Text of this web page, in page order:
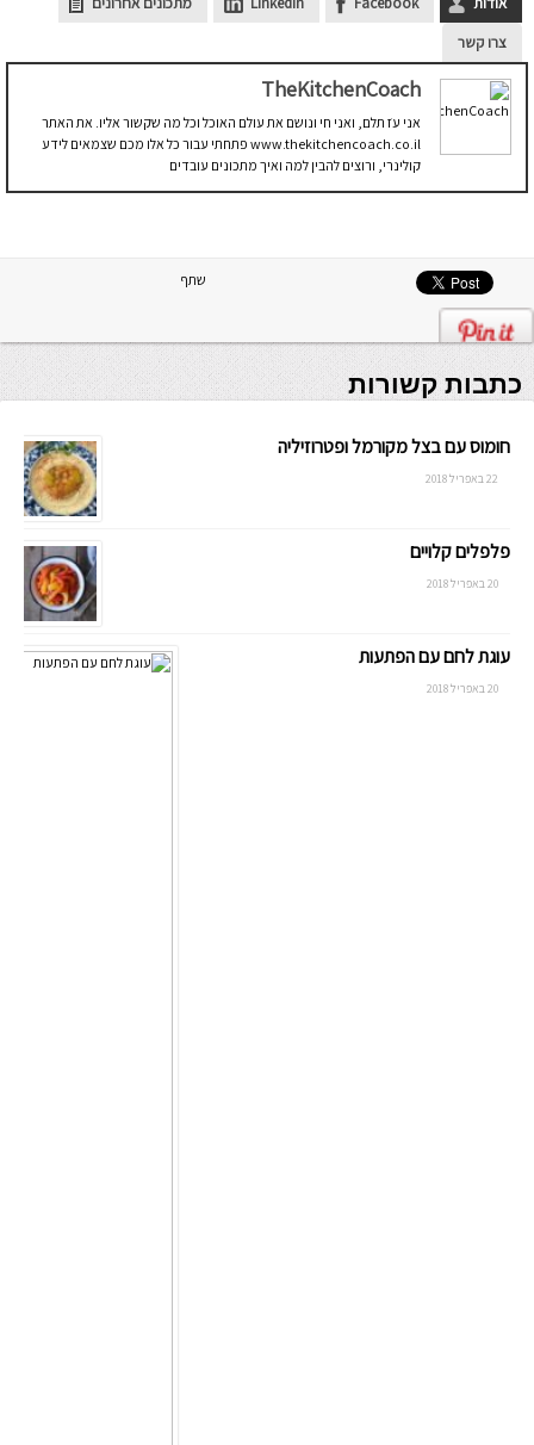
צרו קשר
TheKitchenCoach
אני עֹז תלם, ואני חי ונושם את עולם האוכל וכל מה שקשור אליו. את האתר
www.thekitchencoach.co.il פתחתי עבור כל אלו מכם שצמאים לידע
קולינרי, ורוצים להבין למה ואיך מתכונים עובדים
שתף
כתבות קשורות
חומוס עם בצל מקורמל ופטרוזיליה
22 באפריל 2018
פלפלים קלויים
20 באפריל 2018
עוגת לחם עם הפתעות
20 באפריל 2018